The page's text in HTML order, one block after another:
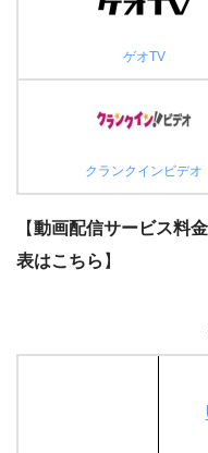
ゲオTV
クランクインビデオ
【動画配信サービス料
表はこちら 】